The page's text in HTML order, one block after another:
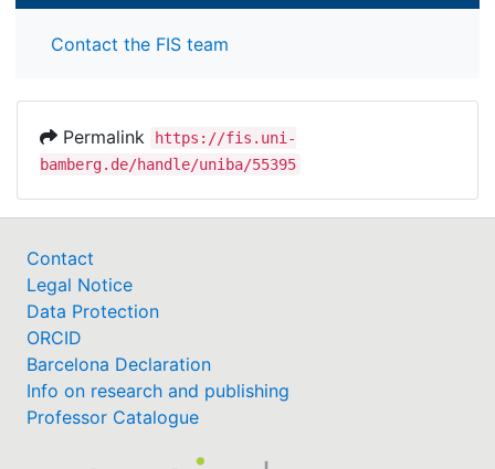
Contact the FIS team
Permalink
https://fis.uni-
bamberg.de/handle/uniba/55395
Contact
Legal Notice
Data Protection
ORCID
Barcelona Declaration
Info on research and publishing
Professor Catalogue